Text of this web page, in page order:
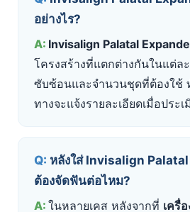
อย่างไร?
Invisalign Palatal
โครงสร้างที่แตกต่างกันในแต่ล
ซับซ้อนและจำนวนชุดที่ต้องใช้
ทางจะแจ้งรายละเอียดเมื่อประ
หลังใส่ Invisalign
ต้องจัดฟันต่อไหม?
ในหลายเคส หลังจากที่ เครื่